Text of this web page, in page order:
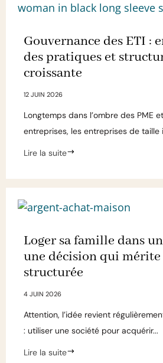
Gouvernance des ETI :
des pratiques et
croissante
12 JUIN 2026
Longtemps dans l’ombre des PME
entreprises, les entreprises de taille
Lire la suite
Loger sa famille dans
une décision qui
structurée
4 JUIN 2026
Attention, l’idée revient
: utiliser une société pour acquérir...
Lire la suite